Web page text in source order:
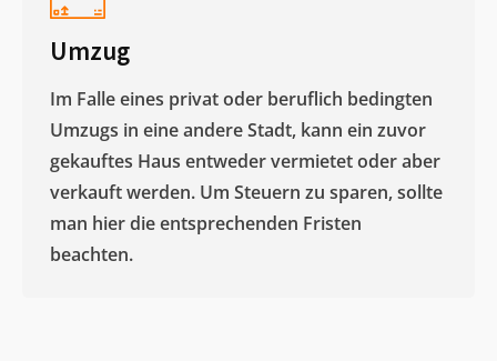
Umzug
Im Falle eines privat oder beruflich bedingten
Umzugs in eine andere Stadt, kann ein zuvor
gekauftes Haus entweder vermietet oder aber
verkauft werden. Um Steuern zu sparen, sollte
man hier die entsprechenden Fristen
beachten.